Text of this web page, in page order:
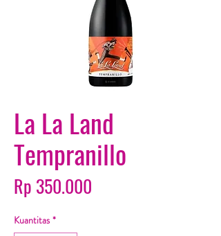
La La Land
Tempranillo
Rp 350.000
Kuantitas *